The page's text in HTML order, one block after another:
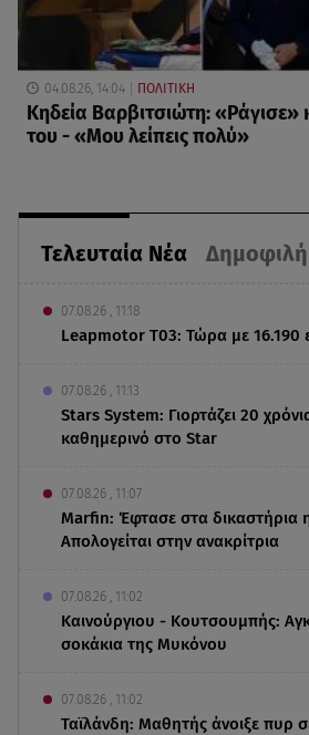
Τελευταία Νέα Δημοφιλή
07.08.26 , 11:18
Leapmotor T03: Τώρα με 16.190
07.08.26 , 11:13
Stars System: Γιορτάζει 20
καθημερινό στο Star
07.08.26 , 11:07
Marfin: Έφτασε στα δικαστήρια
Απολογείται στην ανακρίτρια
07.08.26 , 11:02
Καινούργιου - Κουτσουμπής:
σοκάκια της Μυκόνου
07.08.26 , 11:02
Ταϊλάνδη: Μαθητής άνοιξε πυρ
04.08.26, 14:04 ΠΟΛΙΤΙΚΗ
Κηδεία Βαρβιτσιώτη: «Ράγισε»
του - «Μου λείπεις πολύ»